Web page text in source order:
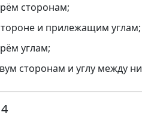
сторонам;
и прилежащим углам;
углам;
сторонам и углу между